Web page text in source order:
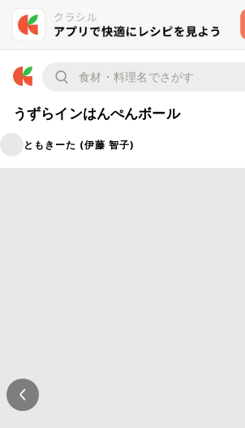
うずらインはんぺんボール
ともきーた (伊藤 智子)